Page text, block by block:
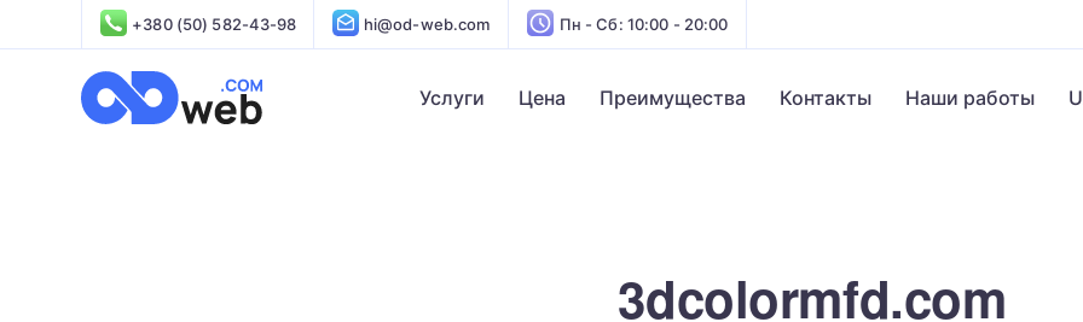
+380 (50) 582-43-98 hi@od-web.com Пн - Сб: 10:00 - 20:00
Услуги Цена Преимущества Контакты Наши работы
3dcolormfd.com